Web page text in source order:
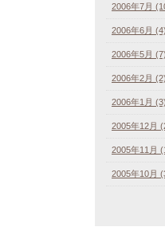
2006年7月
2006年6月 (4)
2006年5月 (7)
2006年2月 (2)
2006年1月 (3)
2005年12月
2005年11月
2005年10月